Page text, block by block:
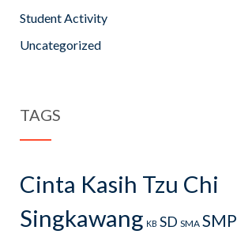
Student Activity
Uncategorized
TAGS
Cinta Kasih Tzu Chi
Singkawang KB SD SMA SMP